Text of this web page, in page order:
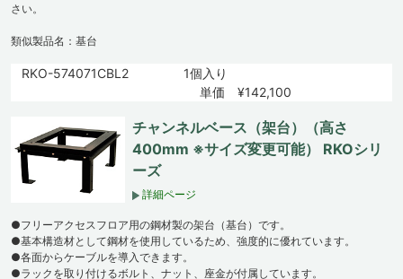
さい。
類似製品名：基台
RKO-574071CBL2
1個入り
単価 ¥142,100
チャンネルベース（架台）（高さ
400mm ※サイズ変更可能） RKOシリ
ーズ
詳細ページ
●フリーアクセスフロア用の鋼材製の架台（基台）です。
●基本構造材として鋼材を使用しているため、強度的に優れています。
●各面からケーブルを導入できます。
●ラックを取り付けるボルト、ナット、座金が付属しています。